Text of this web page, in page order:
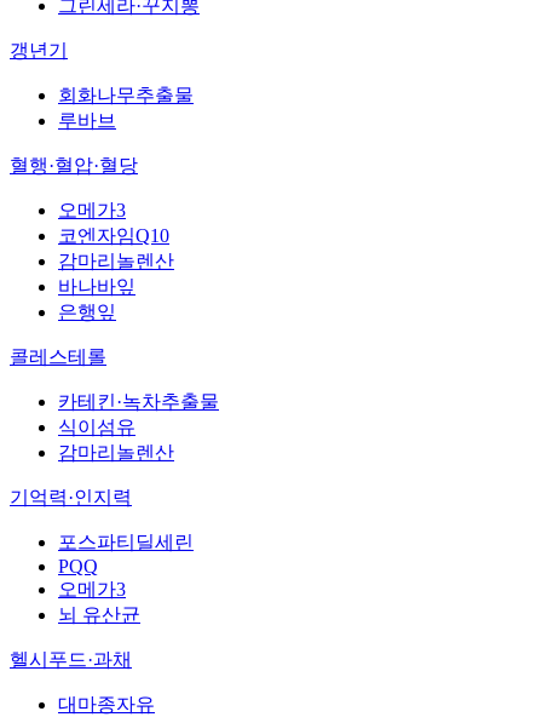
그린세라·꾸지뽕
갱년기
회화나무추출물
루바브
혈행·혈압·혈당
오메가3
코엔자임Q10
감마리놀렌산
바나바잎
은행잎
콜레스테롤
카테킨·녹차추출물
식이섬유
감마리놀렌산
기억력·인지력
포스파티딜세린
PQQ
오메가3
뇌 유산균
헬시푸드·과채
대마종자유